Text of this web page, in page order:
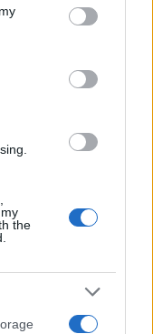
You may click to
party tags to
in below Google
the
por…